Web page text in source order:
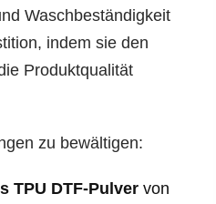
Waschbeständigkeit
indem sie den
Produktqualität
zu bewältigen:
TPU DTF-Pulver von